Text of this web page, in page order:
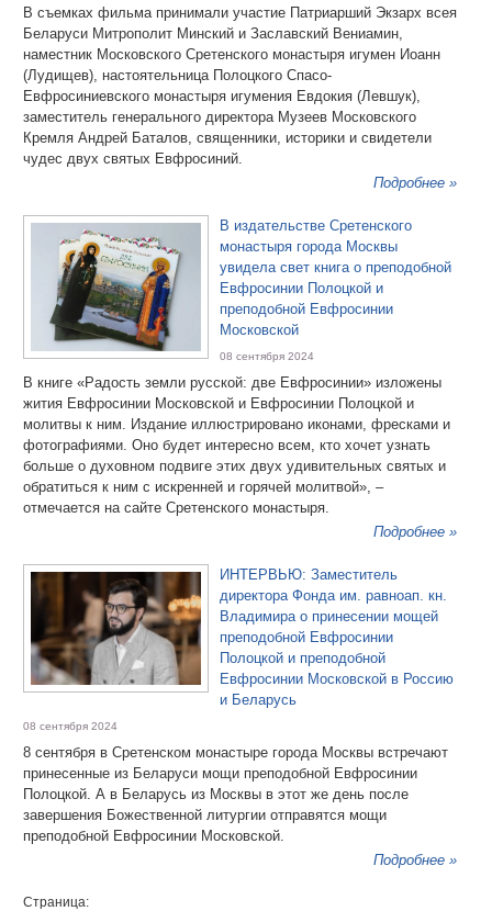
В съемках фильма принимали участие Патриарший Экзарх всея
Беларуси Митрополит Минский и Заславский Вениамин,
наместник Московского Сретенского монастыря игумен Иоанн
(Лудищев), настоятельница Полоцкого Спасо-
Евфросиниевского монастыря игумения Евдокия (Левшук),
заместитель генерального директора Музеев Московского
Кремля Андрей Баталов, священники, историки и свидетели
чудес двух святых Евфросиний.
Подробнее »
В издательстве Сретенского
монастыря города Москвы
увидела свет книга о преподобной
Евфросинии Полоцкой и
преподобной Евфросинии
Московской
08 сентября 2024
В книге «Радость земли русской: две Евфросинии» изложены
жития Евфросинии Московской и Евфросинии Полоцкой и
молитвы к ним. Издание иллюстрировано иконами, фресками и
фотографиями. Оно будет интересно всем, кто хочет узнать
больше о духовном подвиге этих двух удивительных святых и
обратиться к ним с искренней и горячей молитвой», –
отмечается на сайте Сретенского монастыря.
Подробнее »
ИНТЕРВЬЮ: Заместитель
директора Фонда им. равноап. кн.
Владимира о принесении мощей
преподобной Евфросинии
Полоцкой и преподобной
Евфросинии Московской в Россию
и Беларусь
08 сентября 2024
8 сентября в Сретенском монастыре города Москвы встречают
принесенные из Беларуси мощи преподобной Евфросинии
Полоцкой. А в Беларусь из Москвы в этот же день после
завершения Божественной литургии отправятся мощи
преподобной Евфросинии Московской.
Подробнее »
Страница: